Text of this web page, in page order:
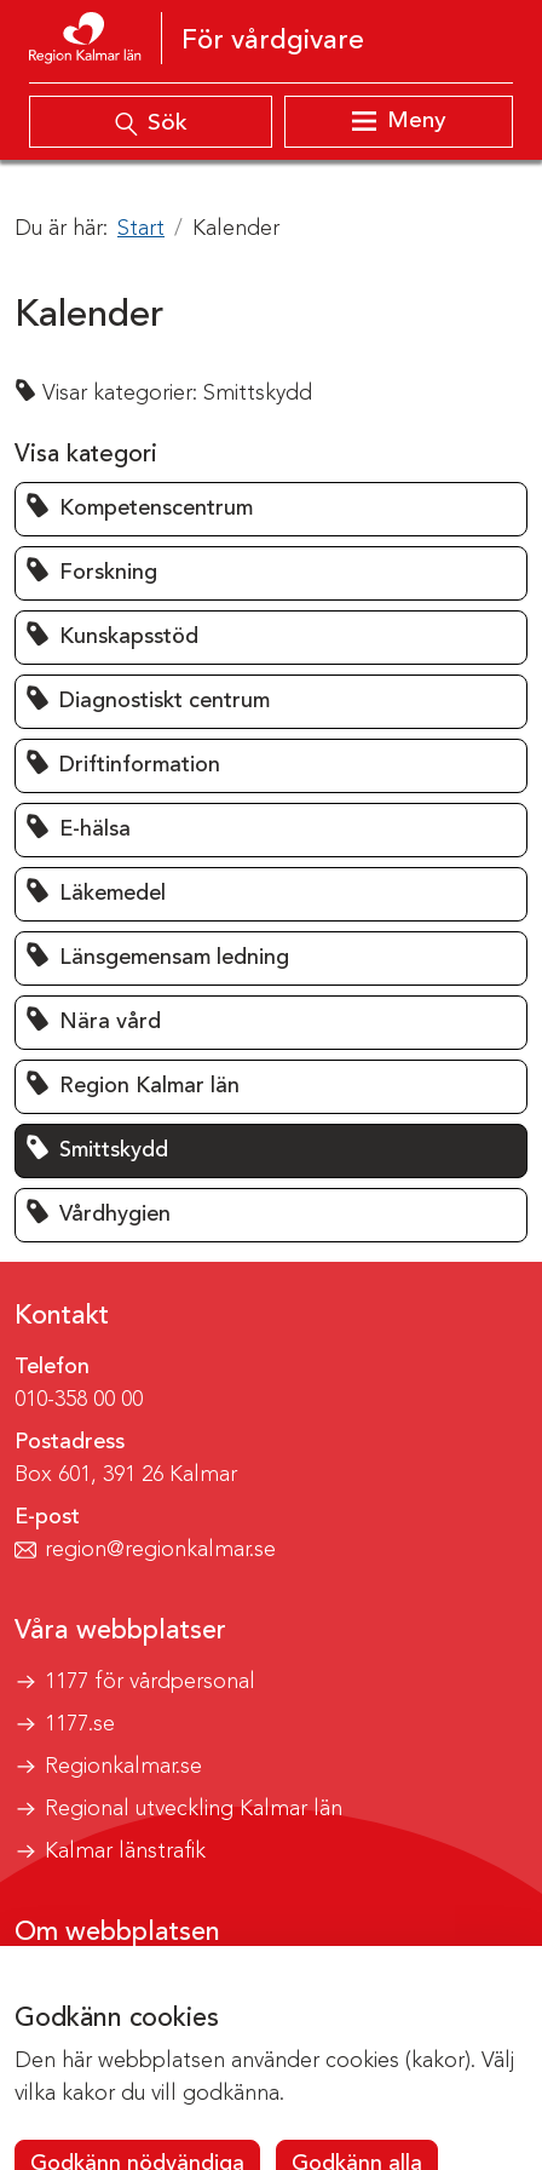
Godkänn cookies
Den här webbplatsen använder cookies (kakor). Välj
vilka kakor du vill godkänna.
Godkänn nödvändiga Godkänn alla
Hoppa till innehåll
För vårdgivare
Sök Meny
Du är här: Start Kalender
Kalender
Visar kategorier: Smittskydd
Visa kategori
Kompetenscentrum
Forskning
Kunskapsstöd
Diagnostiskt centrum
Driftinformation
E-hälsa
Läkemedel
Länsgemensam ledning
Nära vård
Region Kalmar län
Smittskydd
Vårdhygien
Kontakt
Telefon
010-358 00 00
Postadress
Box 601, 391 26 Kalmar
E-post
region@regionkalmar.se
Våra webbplatser
1177 för vårdpersonal
1177.se
Regionkalmar.se
Regional utveckling Kalmar län
Kalmar länstrafik
Om webbplatsen
Om cookies
Kontakta webbredaktionen